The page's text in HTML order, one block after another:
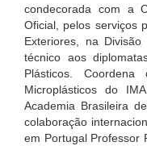
condecorada com a
Oficial, pelos serviços
Exteriores, na
técnico aos
Plásticos.
Microplásticos do
Academia Brasileira
colaboração
em Portugal Professor